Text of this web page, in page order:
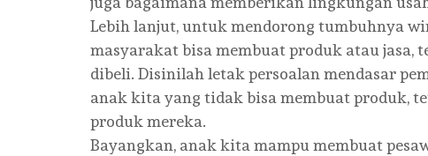
Lebih lanjut, untuk mendorong tumbuhnya
masyarakat bisa membuat produk atau jasa,
dibeli. Disinilah letak persoalan mendasar
anak kita yang tidak bisa membuat produk,
produk mereka.
Bayangkan, anak kita mampu membuat